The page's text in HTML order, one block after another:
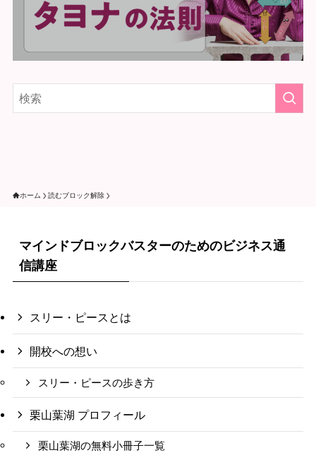
ホーム 読むブロック解除
マインドブロックバスターのためのビジネス通
信講座
スリー・ピースとは
開校への想い
スリー・ピースの歩き方
栗山葉湖 プロフィール
栗山葉湖の無料小冊子一覧